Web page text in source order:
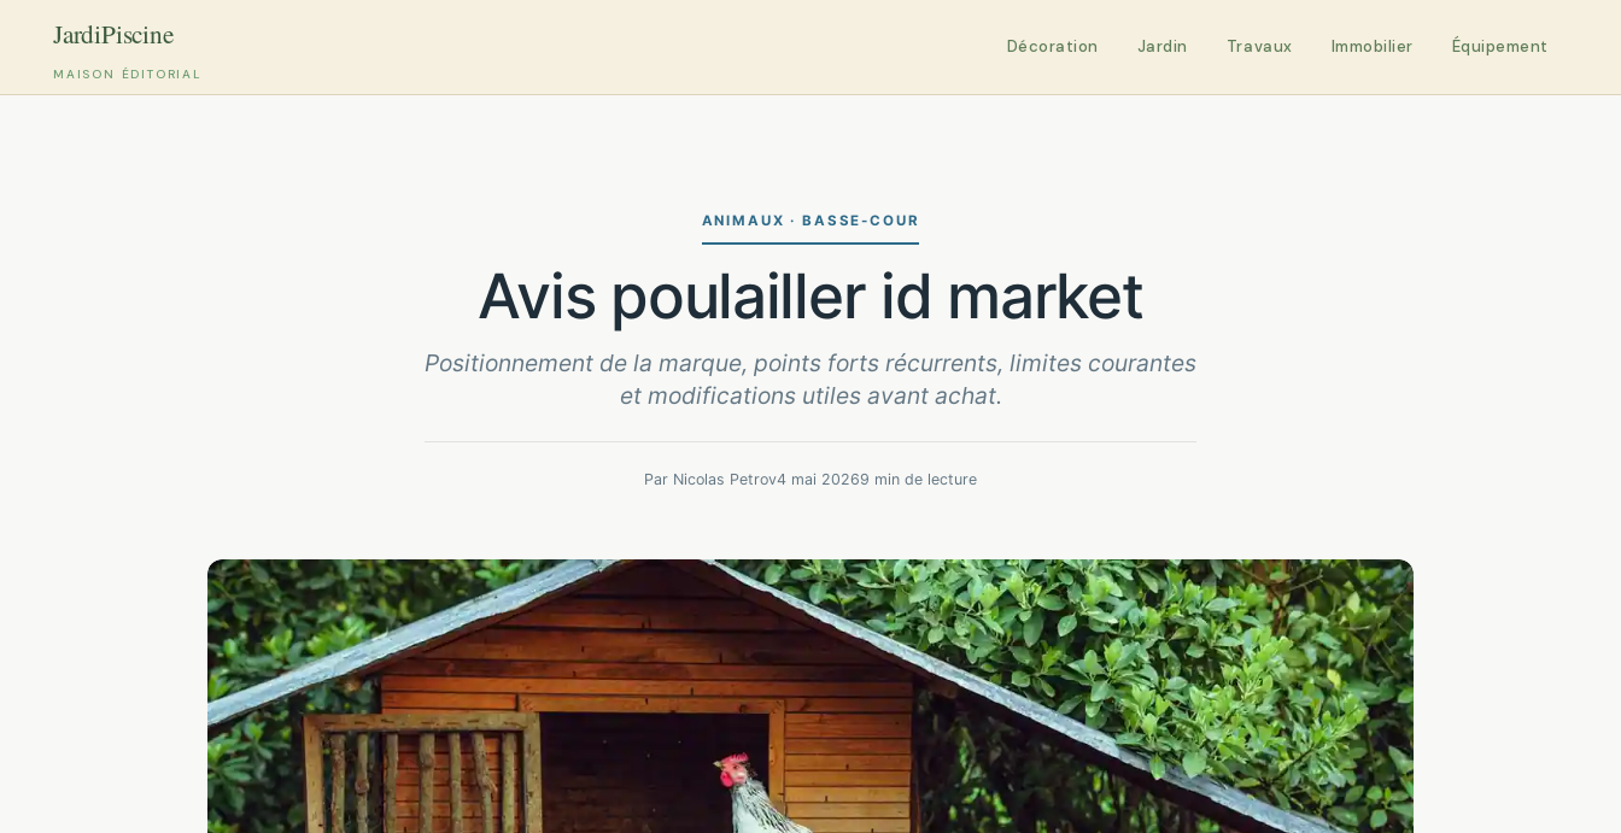
MAISON ÉDITORIAL
Décoration Jardin Travaux Immobilier Équipement
ANIMAUX · BASSE-COUR
avis poulailler id market
Positionnement de la marque, points forts récurrents, limites courantes
et modifications utiles avant achat.
Par Nicolas Petrov4 mai 20269 min de lecture